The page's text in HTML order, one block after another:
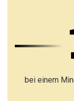
bei einem